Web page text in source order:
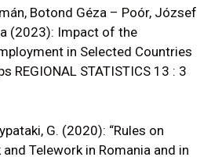
Botond Géza – Poór, József
(2023): Impact of the
in Selected Countries
REGIONAL STATISTICS 13 : 3
G. (2020): “Rules on
Telework in Romania and in